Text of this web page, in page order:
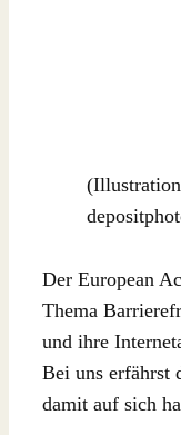
Der European
Thema
und ihre
Bei uns erfährst
damit auf sich